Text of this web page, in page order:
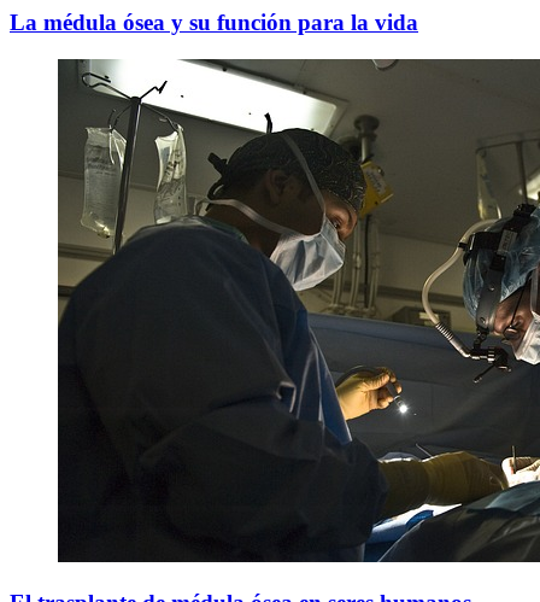
La médula ósea y su función para la vida